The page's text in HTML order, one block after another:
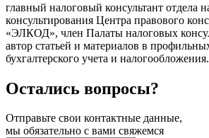
главный налоговый консультант отдела
консультирования Центра правового
«ЭЛКОД», член Палаты налоговых
автор статьей и материалов в
бухгалтерского учета и налогообложения.
Остались вопросы?
Отправьте свои контактные данные,
мы обязательно с вами свяжемся